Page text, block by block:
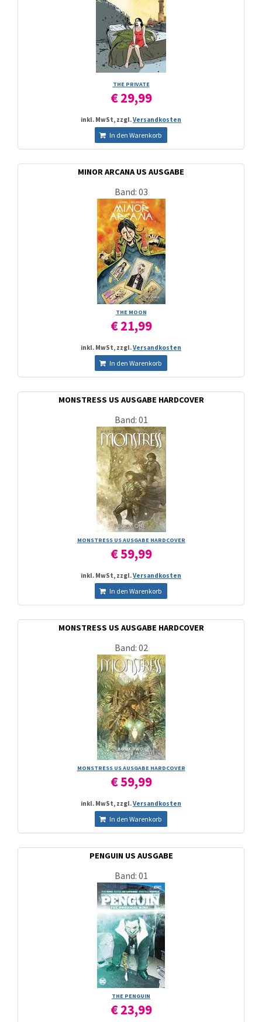
THE PRIVATE
€ 29,99
inkl. MwSt, zzgl.Versandkosten
In den Warenkorb
MINOR ARCANA US AUSGABE
Band: 03
THE MOON
€ 21,99
inkl. MwSt, zzgl.Versandkosten
In den Warenkorb
MONSTRESS US AUSGABE HARDCOVER
Band: 01
MONSTRESS US AUSGABE HARDCOVER
€ 59,99
inkl. MwSt, zzgl.Versandkosten
In den Warenkorb
MONSTRESS US AUSGABE HARDCOVER
Band: 02
MONSTRESS US AUSGABE HARDCOVER
€ 59,99
inkl. MwSt, zzgl.Versandkosten
In den Warenkorb
PENGUIN US AUSGABE
Band: 01
THE PENGUIN
€ 23,99